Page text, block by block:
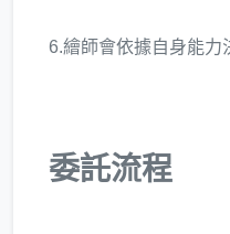
6.繪師會依據自身能力
委託流程